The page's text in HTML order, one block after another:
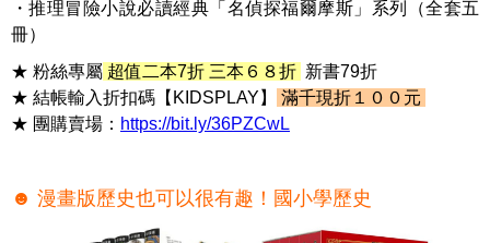
・推理冒險小說必讀經典「名偵探福爾摩斯」系列（全套五
冊）
★ 粉絲專屬 超值二本7折 三本６８折 新書79折
★ 結帳輸入折扣碼【KIDSPLAY】
滿千現折１００元
★ 團購賣場： https://bit.ly/36PZCwL
☻ 漫畫版歷史也可以很有趣！國小學歷史